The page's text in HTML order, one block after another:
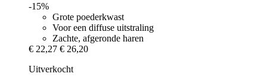
-15%
Grote poederkwast
Voor een diffuse uitstraling
Zachte, afgeronde haren
€ 22,27 € 26,20
Uitverkocht